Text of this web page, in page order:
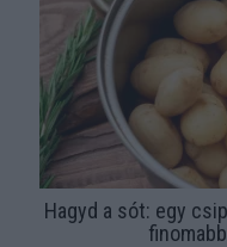
Hagyd a sót: egy